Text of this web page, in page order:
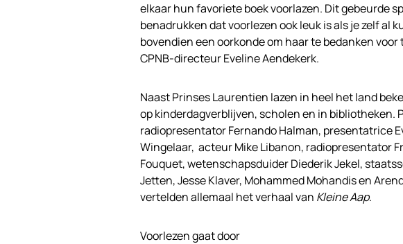
elkaar hun favoriete boek voorlazen. Dit gebeurde
benadrukken dat voorlezen ook leuk is als je zelf al
bovendien een oorkonde om haar te bedanken
CPNB-directeur Eveline Aendekerk.
Naast Prinses Laurentien lazen in heel het land
op kinderdagverblijven, scholen en in bibliotheken.
radiopresentator Fernando Halman, presentatrice
Wingelaar, acteur Mike Libanon, radiopresentator
Fouquet, wetenschapsduider Diederik Jekel,
Jetten, Jesse Klaver, Mohammed Mohandis en
vertelden allemaal het verhaal van Kleine Aap.
Voorlezen gaat door